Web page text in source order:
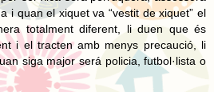
i quan el xiquet va “vestit de xiquet” el
totalment diferent, li duen que és
i el tracten amb menys precaució, li
siga major será policia, futbol·lista o